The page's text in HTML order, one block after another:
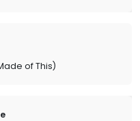
of This)